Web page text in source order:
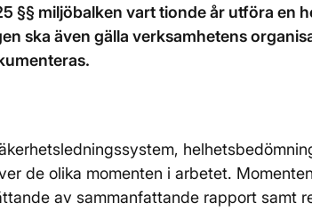
§§ miljöbalken vart tionde år utföra en
ska även gälla verksamhetens
de olika momenten i arbetet.
av sammanfattande rapport samt